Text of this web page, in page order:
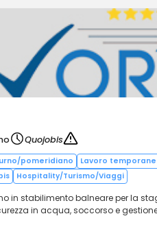
Quojobis
pomeridiano
Lavoro
Hospitality/Turismo/Viaggi
in stabilimento balneare per la
in acqua, soccorso e